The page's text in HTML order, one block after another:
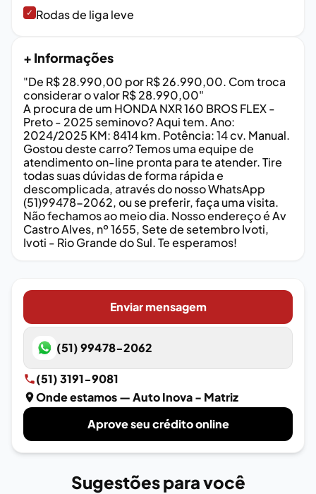
✓ Rodas de liga leve
+ Informações
"De R$ 28.990,00 por R$ 26.990,00. Com troca
considerar o valor R$ 28.990,00"
A procura de um HONDA NXR 160 BROS FLEX -
Preto - 2025 seminovo? Aqui tem. Ano:
2024/2025 KM: 8414 km. Potência: 14 cv. Manual.
Gostou deste carro? Temos uma equipe de
atendimento on-line pronta para te atender. Tire
todas suas dúvidas de forma rápida e
descomplicada, através do nosso WhatsApp
(51)99478-2062, ou se preferir, faça uma visita.
Não fechamos ao meio dia. Nosso endereço é Av
Castro Alves, nº 1655, Sete de setembro Ivoti,
Ivoti - Rio Grande do Sul. Te esperamos!
Enviar mensagem
(51) 99478-2062
(51) 3191-9081
Onde estamos— Auto Inova - Matriz
Aprove seu crédito online
Sugestões para você